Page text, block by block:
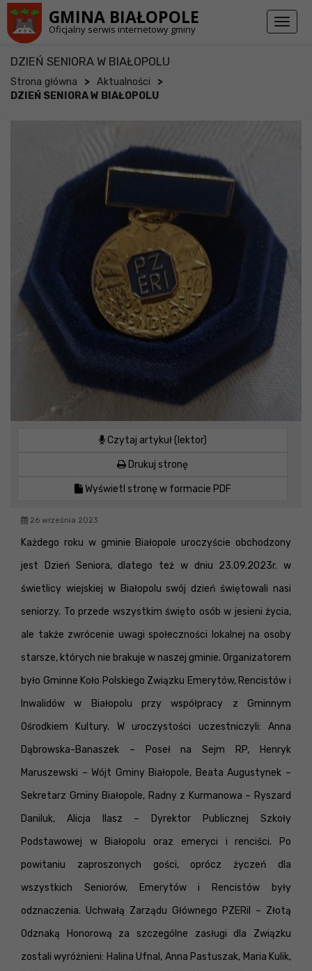
GMINA BIAŁOPOLE
Oficjalny serwis internetowy gminy
Toggle
DZIEŃ SENIORA W BIAŁOPOLU
Strona główna > Aktualności >
DZIEŃ SENIORA W BIAŁOPOLU
Czytaj artykuł (lektor)
Drukuj stronę
Wyświetl stronę w formacie PDF
26 września 2023
Każdego roku w gminie Białopole uroczyście obchodzony
jest Dzień Seniora, dlatego też w dniu 23.09.2023r. w
świetlicy wiejskiej w Białopolu swój dzień świętowali nasi
seniorzy. To przede wszystkim święto osób w jesieni życia,
ale także zwrócenie uwagi społeczności lokalnej na osoby
starsze, których nie brakuje w naszej gminie. Organizatorem
było Gminne Koło Polskiego Związku Emerytów, Rencistów i
Inwalidów w Białopolu przy współpracy z Gminnym
Ośrodkiem Kultury. W uroczystości uczestniczyli: Anna
Dąbrowska-Banaszek – Poseł na Sejm RP, Henryk
Maruszewski – Wójt Gminy Białopole, Beata Augustynek –
Sekretarz Gminy Białopole, Radny z Kurmanowa – Ryszard
Daniluk, Alicja Ilasz – Dyrektor Publicznej Szkoły
Podstawowej w Białopolu oraz emeryci i renciści. Po
powitaniu zaproszonych gości, oprócz życzeń dla
wszystkich Seniorów, Emerytów i Rencistów były
odznaczenia. Uchwałą Zarządu Głównego PZERiI – Złotą
Odznaką Honorową za szczególne zasługi dla Związku
zostali wyróżnieni: Halina Ufnal, Anna Pastuszak, Maria Kulik,